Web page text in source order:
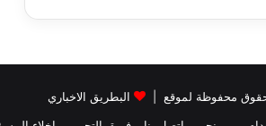
البطريق الاخباري